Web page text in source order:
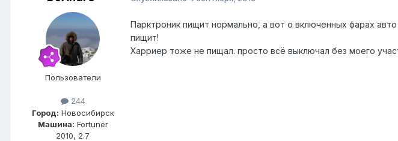
Пользователи
244
Город: Новосибирск
Машина: Fortuner
2010, 2.7
Парктроник пищит нормально, а вот о включенных фарах
пищит!
Харриер тоже не пищал. просто всё выключал без моего